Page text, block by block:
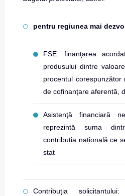
pentru regiunea mai
FSE: finanţarea
produsului dintre
procentul
de cofinanțare aferentă,
Asistenţă financiară
reprezintă suma
contribuția națională ce
stat
Contribuția